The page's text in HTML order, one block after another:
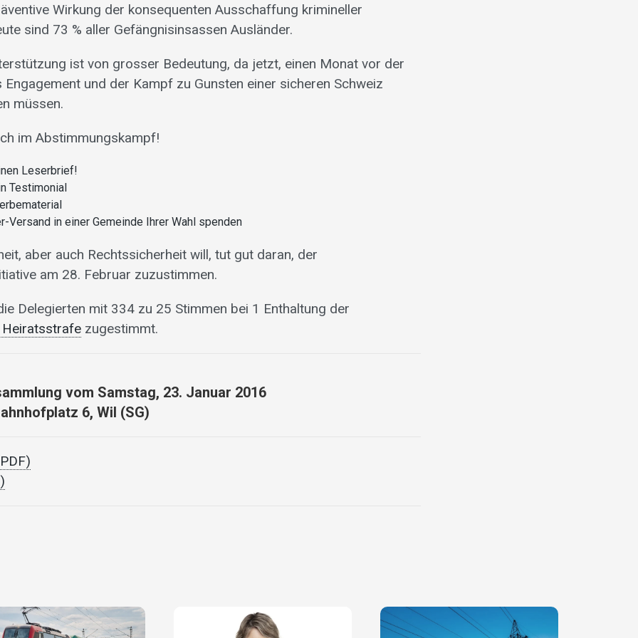
Wirkung der konsequenten Ausschaffung krimineller
sind 73 % aller Gefängnisinsassen Ausländer.
ist von grosser Bedeutung, da jetzt, einen Monat vor der
und der Kampf zu Gunsten einer sicheren Schweiz
müssen.
im Abstimmungskampf!
Leserbrief!
Testimonial
Versand in einer Gemeinde Ihrer Wahl spenden
aber auch Rechtssicherheit will, tut gut daran, der
am 28. Februar zuzustimmen.
Delegierten mit 334 zu 25 Stimmen bei 1 Enthaltung der
zugestimmt.
vom Samstag, 23. Januar 2016
6, Wil (SG)